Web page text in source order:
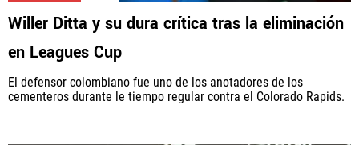
Willer Ditta y su dura crítica tras la eliminación
en Leagues Cup
El defensor colombiano fue uno de los anotadores de los
cementeros durante le tiempo regular contra el Colorado Rapids.